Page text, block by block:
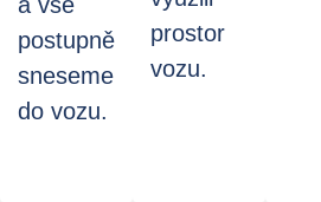
postupně
sneseme
do vozu.
prostor
vozu.